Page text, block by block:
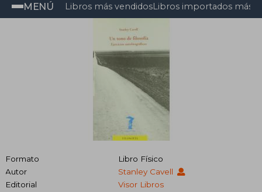
MENÚ Libros más vendidosLibros importados más
Formato
Libro Físico
Autor
Stanley Cavell
Editorial
Visor Libros